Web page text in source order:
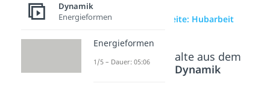
zur Videoseite: Hubarbeit
Beliebte Inhalte aus dem
Dynamik
Dynamik
Energieformen
Energieformen
1/5 – Dauer: 05:06